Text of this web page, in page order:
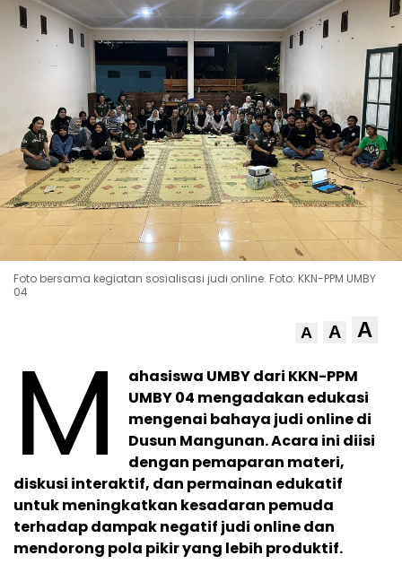
Foto bersama kegiatan sosialisasi judi online. Foto: KKN-PPM UMBY
04
A A A
M
ahasiswa UMBY dari KKN-PPM
UMBY 04 mengadakan edukasi
mengenai bahaya judi online di
Dusun Mangunan. Acara ini diisi
dengan pemaparan materi,
diskusi interaktif, dan permainan edukatif
untuk meningkatkan kesadaran pemuda
terhadap dampak negatif judi online dan
mendorong pola pikir yang lebih produktif.